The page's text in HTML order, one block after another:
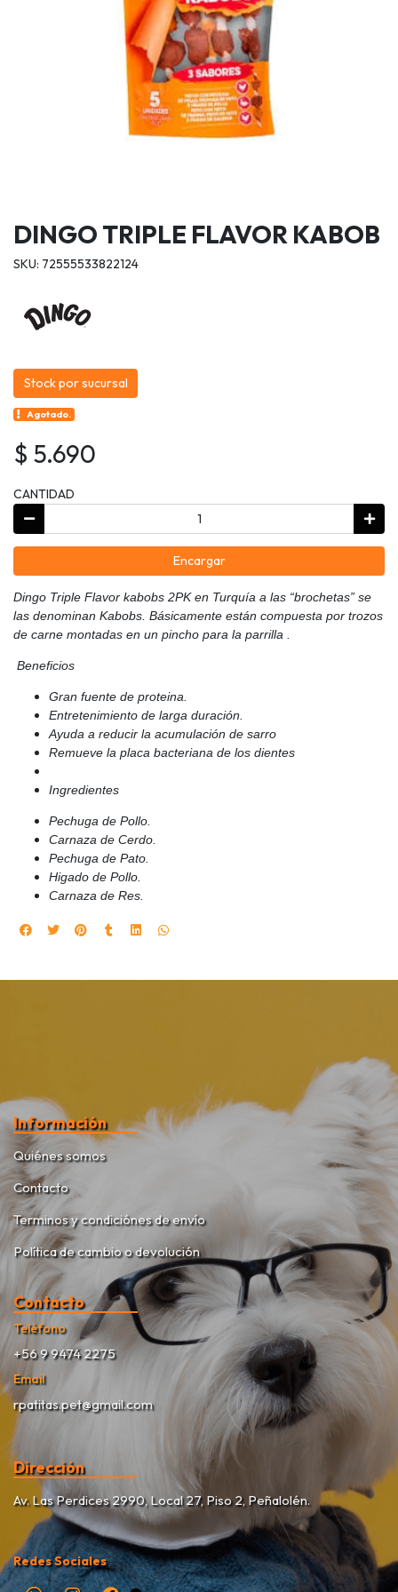
DINGO TRIPLE FLAVOR KABOB
SKU: 72555533822124
Stock por sucursal
Agotado.
$ 5.690
CANTIDAD
Encargar
Dingo Triple Flavor kabobs 2PK en Turquía a las “brochetas” se
las denominan Kabobs. Básicamente están compuesta por trozos
de carne montadas en un pincho para la parrilla .
Beneficios
Gran fuente de proteina.
Entretenimiento de larga duración.
Ayuda a reducir la acumulación de sarro
Remueve la placa bacteriana de los dientes
Ingredientes
Pechuga de Pollo.
Carnaza de Cerdo.
Pechuga de Pato.
Higado de Pollo.
Carnaza de Res.
Información
Quiénes somos
Contacto
Terminos y condiciónes de envío
Política de cambio o devolución
Contacto
Teléfono
+56 9 9474 2275
Email
rpatitas.pet@gmail.com
Dirección
Av. Las Perdices 2990, Local 27, Piso 2, Peñalolén.
Redes Sociales